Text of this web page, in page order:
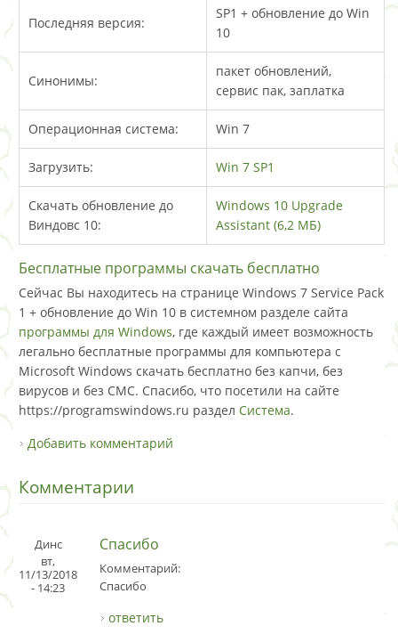
Последняя версия:
SP1 + обновление до Win
10
Синонимы:
пакет обновлений,
сервис пак, заплатка
Операционная система: Win 7
Загрузить: Win 7 SP1
Скачать обновление до
Виндовс 10:
Windows 10 Upgrade
Assistant (6,2 МБ)
Бесплатные программы скачать бесплатно
Сейчас Вы находитесь на странице Windows 7 Service Pack
1 + обновление до Win 10 в системном разделе сайта
программы для Windows, где каждый имеет возможность
легально бесплатные программы для компьютера с
Microsoft Windows скачать бесплатно без капчи, без
вирусов и без СМС. Спасибо, что посетили на сайте
https://programswindows.ru раздел Система.
Добавить комментарий
Комментарии
Динс
вт,
11/13/2018
- 14:23
Спасибо
Комментарий:
Спасибо
ответить